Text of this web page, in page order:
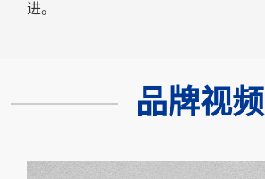
进。
品牌视频